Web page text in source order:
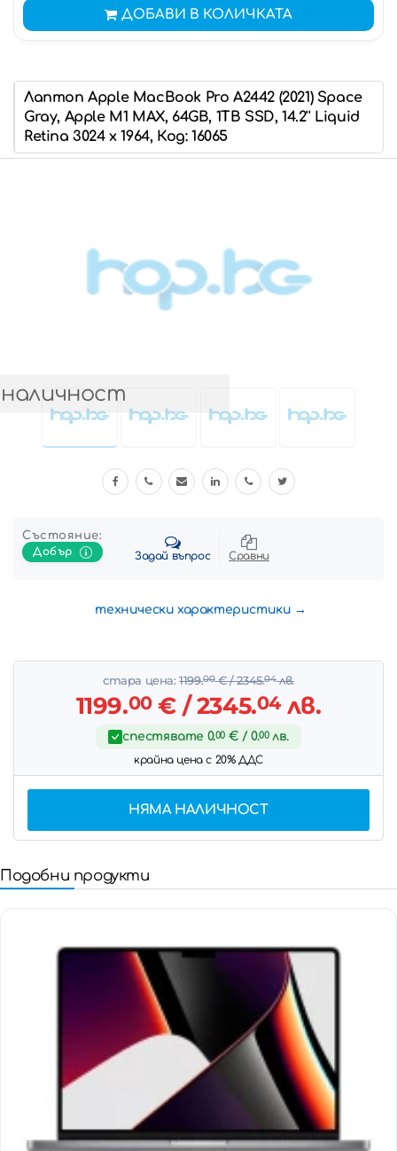
ДОБАВИ В КОЛИЧКАТА
Лаптоп Apple MacBook Pro A2442 (2021) Space
Gray, Apple M1 MAX, 64GB, 1TB SSD, 14.2'' Liquid
Retina 3024 x 1964, Код: 16065
Състояние:
Добър
Задай въпрос Сравни
технически характеристики
стара цена:1199.00€/ 2345.04лв.
1199.00€/ 2345.04лв.
спестявате 0.00 € / 0.00лв.
крайна цена с 20% ДДС
НЯМА НАЛИЧНОСТ
Подобни продукти